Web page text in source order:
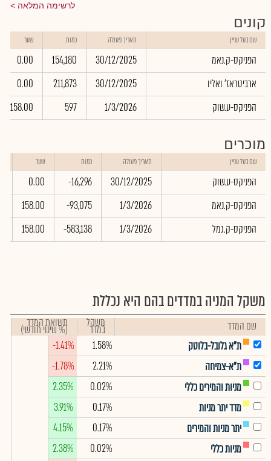
לרשימה המלאה
קונים
שם בעל עניין תאריך פעולה כמות שער
הפניקס-ק.נאמ 30/12/2025
154,180
0.00
ארביטראז' ואליו
30/12/2025
211,873
0.00
הפניקס-ע.שוק
1/3/2026
597
158.00
מוכרים
שם בעל עניין תאריך פעולה כמות שער
הפניקס-ע.שוק 30/12/2025
-16,296
0.00
הפניקס-ק.נאמ
1/3/2026
-93,075
158.00
הפניקס-ק.גמל
1/3/2026
-583,138
158.00
משקל המניה במדדים בהם היא נכללת
שם המדד משקל
במדד תשואת המדד
(% שינוי חודשי)
ת"א גלובל-בלוטק
1.58%
-1.41%
ת"א-צמיחה
2.21%
-1.78%
מניות והמירים כללי
0.02%
2.35%
מדד יתר מניות
0.17%
3.91%
יתר מניות והמירים
0.17%
4.15%
מניות כללי
0.02%
2.38%